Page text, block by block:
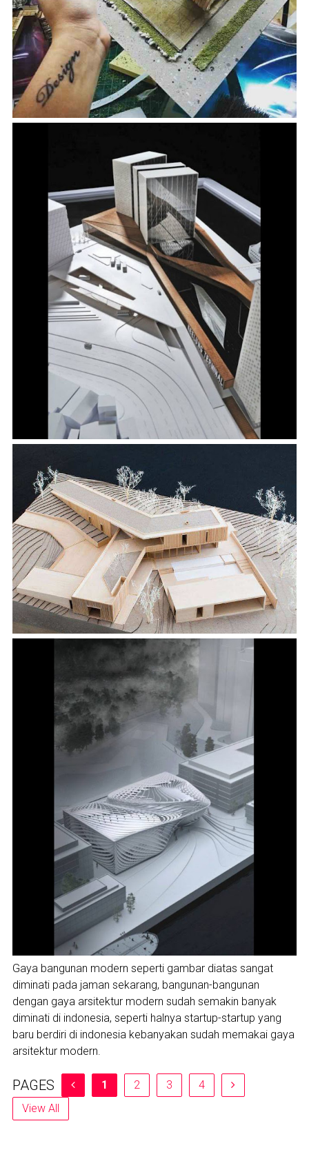
Gaya bangunan modern seperti gambar diatas sangat
diminati pada jaman sekarang, bangunan-bangunan
dengan gaya arsitektur modern sudah semakin banyak
diminati di indonesia, seperti halnya startup-startup yang
baru berdiri di indonesia kebanyakan sudah memakai gaya
arsitektur modern.
PAGES 1 2 3
4
View All